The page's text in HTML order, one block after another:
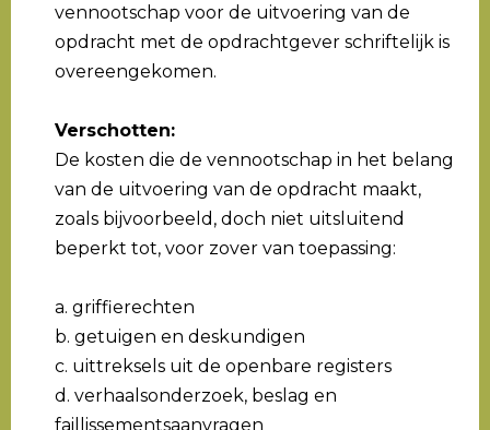
vennootschap voor de uitvoering van de
opdracht met de opdrachtgever schriftelijk is
overeengekomen.
Verschotten:
De kosten die de vennootschap in het belang
van de uitvoering van de opdracht maakt,
zoals bijvoorbeeld, doch niet uitsluitend
beperkt tot, voor zover van toepassing:
a. griffierechten
b. getuigen en deskundigen
c. uittreksels uit de openbare registers
d. verhaalsonderzoek, beslag en
faillissementsaanvragen